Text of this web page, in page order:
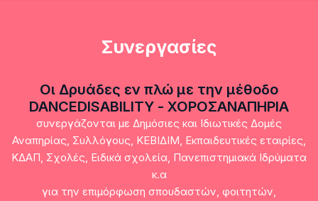
Συνεργασίες
Οι Δρυάδες εν πλώ με την μέθοδο
DANCEDISABILITY - ΧΟΡΟΣΑΝΑΠΗΡΙΑ
συνεργάζονται με Δημόσιες και Ιδιωτικές Δομές
Αναπηρίας, Συλλόγους, ΚΕΒΙΔΙΜ, Εκπαιδευτικές εταιρίες,
ΚΔΑΠ, Σχολές, Ειδικά σχολεία, Πανεπιστημιακά Ιδρύματα
κ.α
για την επιμόρφωση σπουδαστών, φοιτητών,